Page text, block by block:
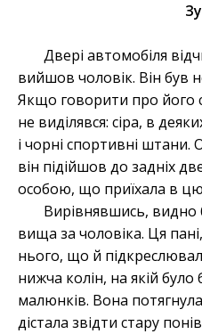
Двері автомобіля
вийшов чоловік. Він був
Якщо говорити про його
не виділявся: сіра, в
і чорні спортивні
він підійшов до задніх
особою, що приїхала в цю
Вирівнявшись,
вища за чоловіка. Ця
нього, що й
нижча колін, на якій
малюнків. Вона
дістала звідти стару